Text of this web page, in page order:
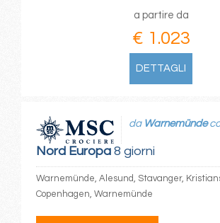
a partire da
€ 1.023
DETTAGLI
Nord Europa8 giorni
da Warnemünde
Warnemünde, Alesund, Stavanger,
Copenhagen, Warnemünde